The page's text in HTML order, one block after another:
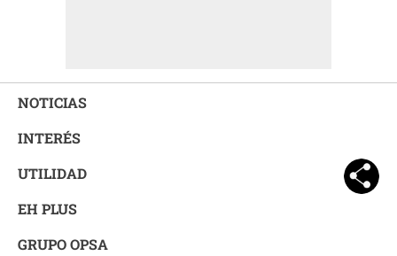
NOTICIAS
INTERÉS
UTILIDAD
EH PLUS
GRUPO OPSA